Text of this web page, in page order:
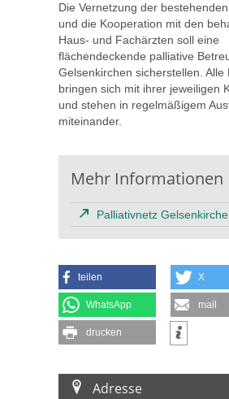
Die Vernetzung der
und die Kooperation mit den
Haus- und Fachärzten soll eine
flächendeckende palliative
Gelsenkirchen sicherstellen. Alle
bringen sich mit ihrer jeweiligen
und stehen in regelmäßigem
miteinander.
Mehr Informationen
Palliativnetz
teilen X
WhatsApp mail
drucken
Adresse